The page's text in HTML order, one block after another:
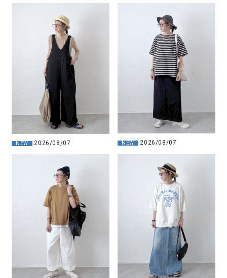
NEW 2026/08/07 NEW 2026/08/07